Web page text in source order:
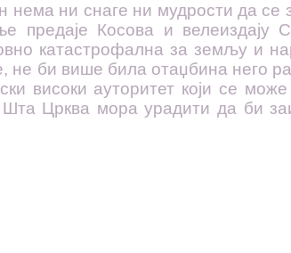
нема ни снаге ни мудрости да се
предаје Косова и велеиздају
катастрофална за земљу и
не би више била отаџбина него
високи ауторитет који се
Црква мора урадити да би